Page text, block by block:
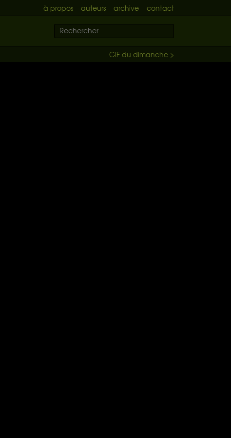
à propos auteurs archive contact
GIF du dimanche >